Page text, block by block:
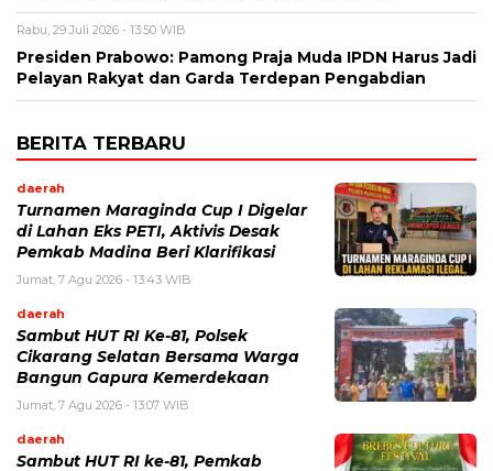
Rabu, 29 Juli 2026 - 13:50 WIB
Presiden Prabowo: Pamong Praja Muda IPDN Harus Jadi
Pelayan Rakyat dan Garda Terdepan Pengabdian
BERITA TERBARU
daerah
Turnamen Maraginda Cup I Digelar
di Lahan Eks PETI, Aktivis Desak
Pemkab Madina Beri Klarifikasi
Jumat, 7 Agu 2026 - 13:43 WIB
daerah
Sambut HUT RI Ke-81, Polsek
Cikarang Selatan Bersama Warga
Bangun Gapura Kemerdekaan
Jumat, 7 Agu 2026 - 13:07 WIB
daerah
Sambut HUT RI ke-81, Pemkab